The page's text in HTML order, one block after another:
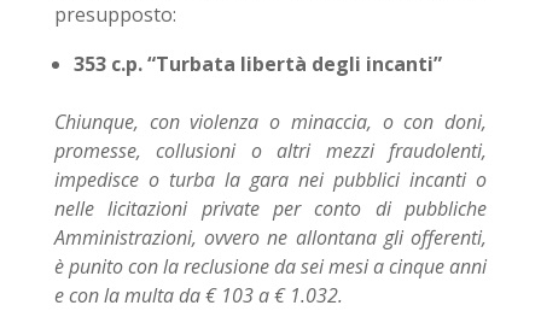
presupposto:
353 c.p. “Turbata libertà degli incanti”
Chiunque, con violenza o minaccia, o con doni,
promesse, collusioni o altri mezzi fraudolenti,
impedisce o turba la gara nei pubblici incanti o
nelle licitazioni private per conto di pubbliche
Amministrazioni, ovvero ne allontana gli offerenti,
è punito con la reclusione da sei mesi a cinque anni
e con la multa da € 103 a € 1.032.